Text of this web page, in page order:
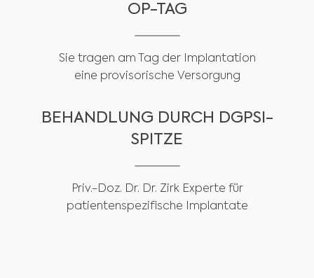
OP-TAG
Sie tragen am Tag der Implantation
eine provisorische Versorgung
BEHANDLUNG DURCH DGPSI-
SPITZE
Priv.-Doz. Dr. Dr. Zirk Experte für
patientenspezifische Implantate